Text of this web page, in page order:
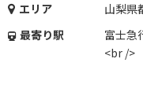
エリア
山梨県
最寄り駅
富士急
<br />